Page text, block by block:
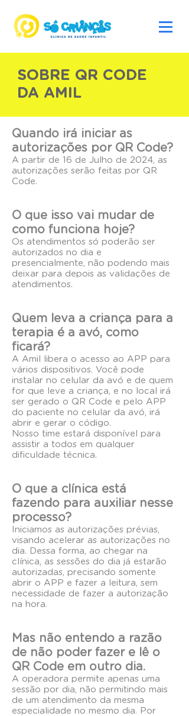
SOBRE QR CODE
DA AMIL
Quando irá iniciar as
autorizações por QR Code?
A partir de 16 de Julho de 2024, as
autorizações serão feitas por QR
Code.
O que isso vai mudar de
como funciona hoje?
Os atendimentos só poderão ser
autorizados no dia e
presencialmente, não podendo mais
deixar para depois as validações de
atendimentos.
Quem leva a criança para a
terapia é a avó, como
ficará?
A Amil libera o acesso ao APP para
vários dispositivos. Você pode
instalar no celular da avó e de quem
for que leve a criança, e no local irá
ser gerado o QR Code e pelo APP
do paciente no celular da avó, irá
abrir e gerar o código.
Nosso time estará disponível para
assistir a todos em qualquer
dificuldade técnica.
O que a clínica está
fazendo para auxiliar nesse
processo?
Iniciamos as autorizações prévias,
visando acelerar as autorizações no
dia. Dessa forma, ao chegar na
clínica, as sessões do dia já estarão
autorizadas, precisando somente
abrir o APP e fazer a leitura, sem
necessidade de fazer a autorização
na hora.
Mas não entendo a razão
de não poder fazer e lê o
QR Code em outro dia.
A operadora permite apenas uma
sessão por dia, não permitindo mais
de um atendimento da mesma
especialidade no mesmo dia. Por